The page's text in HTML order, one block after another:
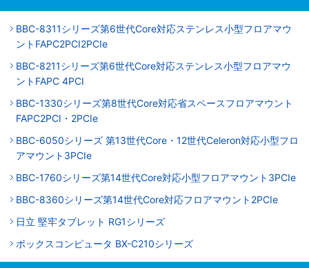
BBC-8311シリーズ第6世代Core対応ステンレス小型フロアマウ
ントFAPC2PCI2PCIe
BBC-8211シリーズ第6世代Core対応ステンレス小型フロアマウ
ントFAPC 4PCI
BBC-1330シリーズ第8世代Core対応省スペースフロアマウント
FAPC2PCI・2PCIe
BBC-6050シリーズ 第13世代Core・12世代Celeron対応小型フロ
アマウント3PCIe
BBC-1760シリーズ第14世代Core対応小型フロアマウント3PCIe
BBC-8360シリーズ第14世代Core対応フロアマウント2PCIe
日立 堅牢タブレット RG1シリーズ
ボックスコンピュータ BX-C210シリーズ